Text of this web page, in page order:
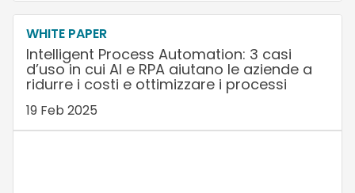
WHITE PAPER
Intelligent Process Automation: 3 casi
d’uso in cui AI e RPA aiutano le aziende a
ridurre i costi e ottimizzare i processi
19 Feb 2025